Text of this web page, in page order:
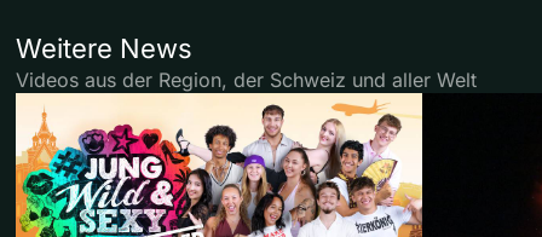
Weitere News
Videos aus der Region, der Schweiz und aller Welt